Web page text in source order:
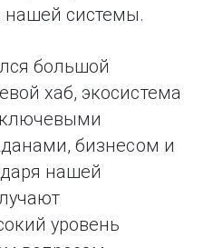
нашей системы.
большой
хаб, экосистема
бизнесом и
нашей
уровень